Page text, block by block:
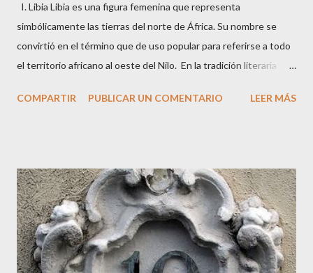
I. Libia Libia es una figura femenina que representa
simbólicamente las tierras del norte de África. Su nombre se
convirtió en el término que de uso popular para referirse a todo
el territorio africano al oeste del Nilo. En la tradición literaria
sacerdotisa argiva que fue transformada en vaca y perseguida
De este modo, Libia adquiere un papel simbólico como epónima
del territorio que lleva su nombre. Según la tradición, Libia nació
y creció en la corte egipcia de Menfis , donde heredó la
autoridad sobre las tierras al oeste del Nilo. En la visión griega,
esto la convertía en la personificación de un territorio inmenso
COMPARTIR PUBLICAR UN COMENTARIO LEER MÁS